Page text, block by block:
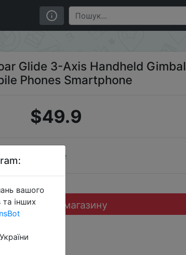
Glide 3-Axis Handheld Gimbal
Phones Smartphone
$49.9
Sale
Перейти до магазину
вашого
інших